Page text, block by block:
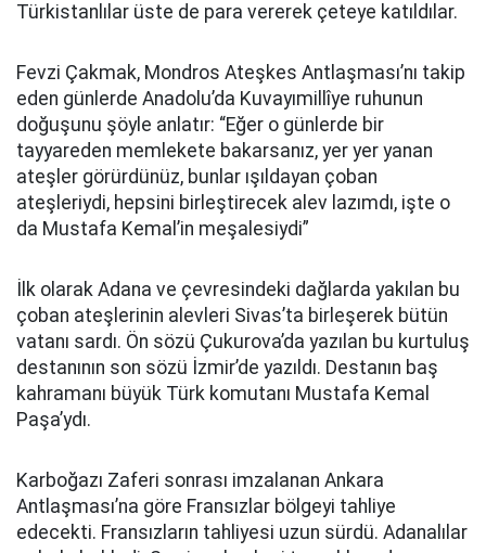
Türkistanlılar üste de para vererek çeteye katıldılar.
Fevzi Çakmak, Mondros Ateşkes Antlaşması’nı takip
eden günlerde Anadolu’da Kuvayımillîye ruhunun
doğuşunu şöyle anlatır: “Eğer o günlerde bir
tayyareden memlekete bakarsanız, yer yer yanan
ateşler görürdünüz, bunlar ışıldayan çoban
ateşleriydi, hepsini birleştirecek alev lazımdı, işte o
da Mustafa Kemal’in meşalesiydi”
İlk olarak Adana ve çevresindeki dağlarda yakılan bu
çoban ateşlerinin alevleri Sivas’ta birleşerek bütün
vatanı sardı. Ön sözü Çukurova’da yazılan bu kurtuluş
destanının son sözü İzmir’de yazıldı. Destanın baş
kahramanı büyük Türk komutanı Mustafa Kemal
Paşa’ydı.
Karboğazı Zaferi sonrası imzalanan Ankara
Antlaşması’na göre Fransızlar bölgeyi tahliye
edecekti. Fransızların tahliyesi uzun sürdü. Adanalılar